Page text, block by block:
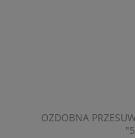
OZDOBNA